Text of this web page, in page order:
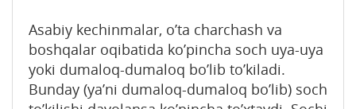
Asabiy kechinmalar, o’ta charchash va
boshqalar oqibatida ko’pincha soch uya-uya
yoki dumaloq-dumaloq bo’lib to’kiladi.
Bunday (ya’ni dumaloq-dumaloq bo’lib) soch